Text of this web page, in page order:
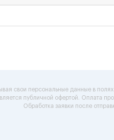
свои персональные данные в
публичной офертой. Оплата
Обработка заявки после